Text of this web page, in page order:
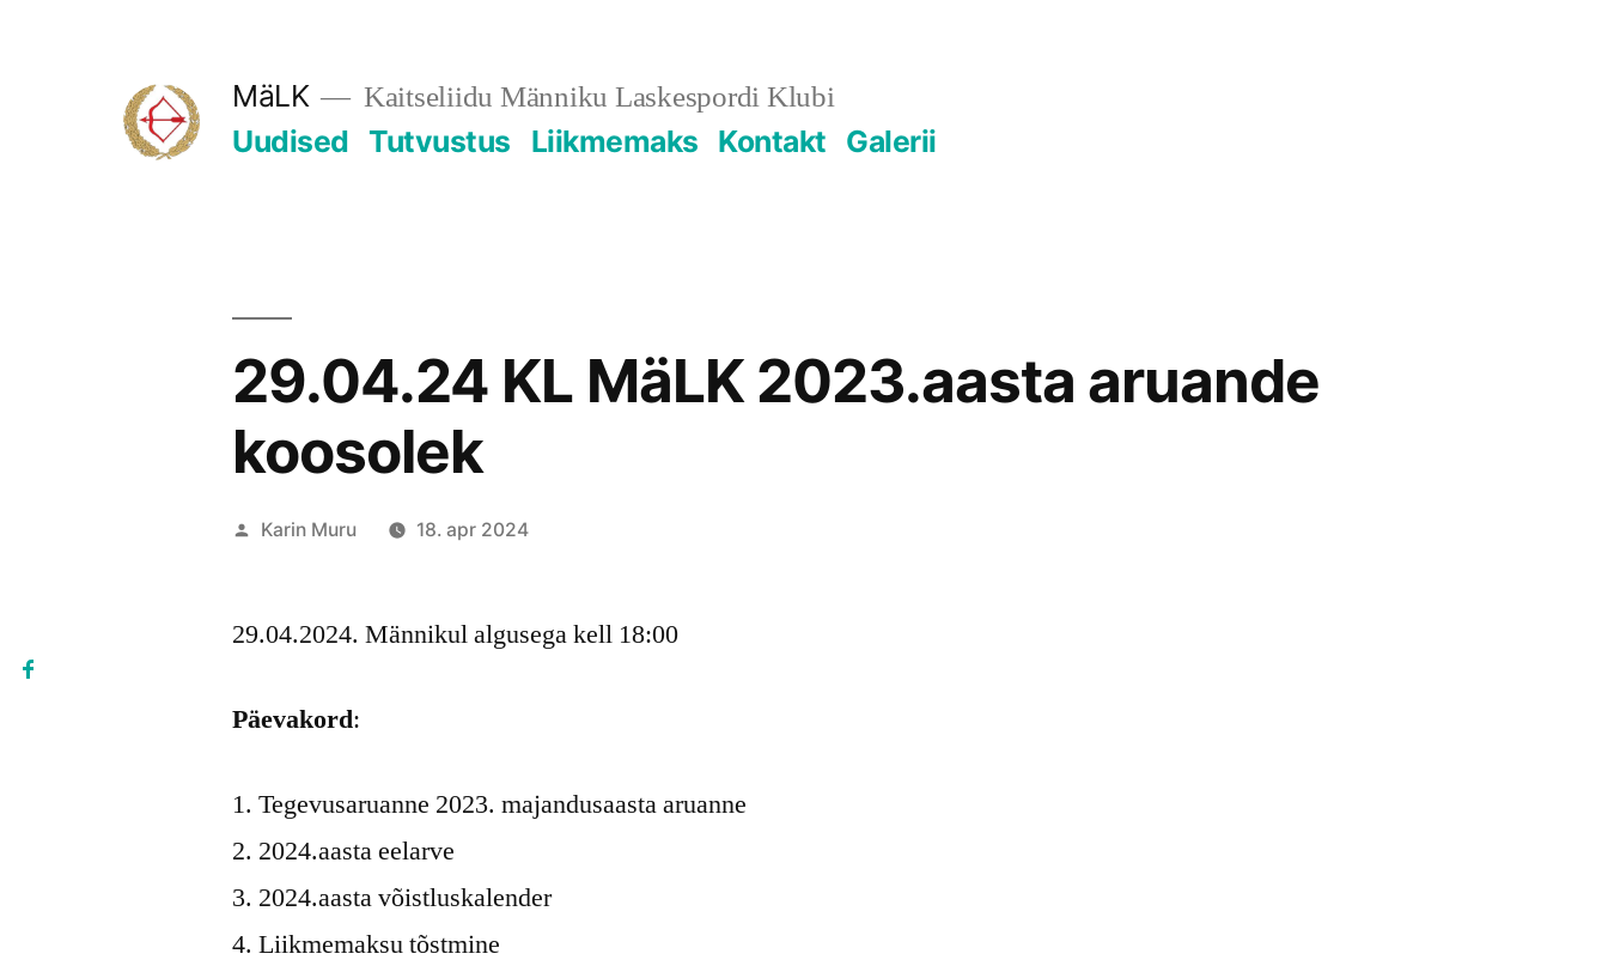
MäLK Kaitseliidu Männiku Laskespordi Klubi
Uudised Tutvustus Liikmemaks Kontakt Galerii
29.04.24 KL MäLK 2023.aasta aruande
koosolek
Posted
Karin Muru 18. apr 2024
29.04.2024. Männikul algusega kell 18:00
Päevakord:
Tegevusaruanne 2023. majandusaasta aruanne
2024.aasta eelarve
2024.aasta võistluskalender
Liikmemaksu tõstmine